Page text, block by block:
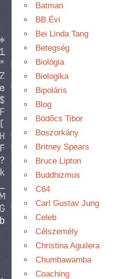
Batman
BB Évi
Bei Linda Tang
Betegség
Biológia
Biologika
Bipoláris
Blog
Bödőcs Tibor
Boszorkány
Britney Spears
Bruce Lipton
Buddhizmus
C64
Carl Gustav Jung
Celeb
Célszemély
Christina Aguilera
Chumbawamba
Coaching